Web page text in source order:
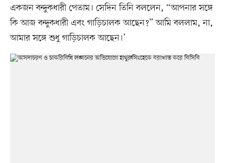
একজন বন্দুকধারী পেতাম। সেদিন তিনি বললেন, “আপনার সঙ্গে
কি আজ বন্দুকধারী এবং গাড়িচালক আছেন?” আমি বললাম, না,
আমার সঙ্গে শুধু গাড়িচালক আছেন।’